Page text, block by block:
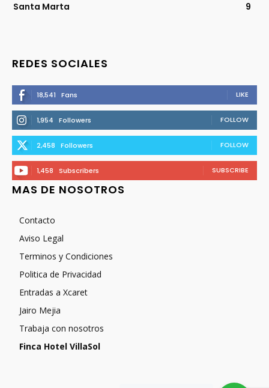
Santa Marta
9
REDES SOCIALES
18,541 Fans LIKE
1,954 Followers FOLLOW
2,458 Followers FOLLOW
1,458 Subscribers SUBSCRIBE
MAS DE NOSOTROS
Contacto
Aviso Legal
Terminos y Condiciones
Politica de Privacidad
Entradas a Xcaret
Jairo Mejia
Trabaja con nosotros
Finca Hotel VillaSol